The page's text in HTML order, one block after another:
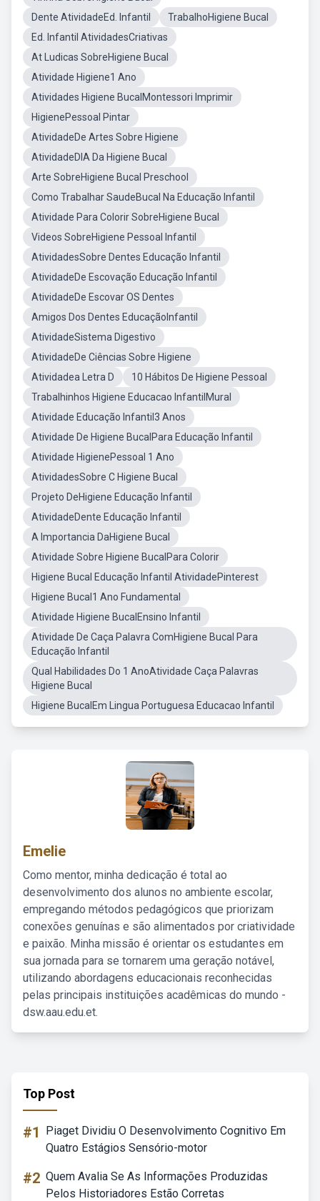
Dente AtividadeEd. Infantil
TrabalhoHigiene Bucal
Ed. Infantil AtividadesCriativas
At Ludicas SobreHigiene Bucal
Atividade Higiene1 Ano
Atividades Higiene BucalMontessori Imprimir
HigienePessoal Pintar
AtividadeDe Artes Sobre Higiene
AtividadeDIA Da Higiene Bucal
Arte SobreHigiene Bucal Preschool
Como Trabalhar SaudeBucal Na Educação Infantil
Atividade Para Colorir SobreHigiene Bucal
Videos SobreHigiene Pessoal Infantil
AtividadesSobre Dentes Educação Infantil
AtividadeDe Escovação Educação Infantil
AtividadeDe Escovar OS Dentes
Amigos Dos Dentes EducaçãoInfantil
AtividadeSistema Digestivo
AtividadeDe Ciências Sobre Higiene
Atividadea Letra D
10 Hábitos De Higiene Pessoal
Trabalhinhos Higiene Educacao InfantilMural
Atividade Educação Infantil3 Anos
Atividade De Higiene BucalPara Educação Infantil
Atividade HigienePessoal 1 Ano
AtividadesSobre C Higiene Bucal
Projeto DeHigiene Educação Infantil
AtividadeDente Educação Infantil
A Importancia DaHigiene Bucal
Atividade Sobre Higiene BucalPara Colorir
Higiene Bucal Educação Infantil AtividadePinterest
Higiene Bucal1 Ano Fundamental
Atividade Higiene BucalEnsino Infantil
Atividade De Caça Palavra ComHigiene Bucal Para
Educação Infantil
Qual Habilidades Do 1 AnoAtividade Caça Palavras
Higiene Bucal
Higiene BucalEm Lingua Portuguesa Educacao Infantil
Emelie
Como mentor, minha dedicação é total ao
desenvolvimento dos alunos no ambiente escolar,
empregando métodos pedagógicos que priorizam
conexões genuínas e são alimentados por criatividade
e paixão. Minha missão é orientar os estudantes em
sua jornada para se tornarem uma geração notável,
utilizando abordagens educacionais reconhecidas
pelas principais instituições acadêmicas do mundo -
dsw.aau.edu.et.
Top Post
#1
Piaget Dividiu O Desenvolvimento Cognitivo Em
Quatro Estágios Sensório-motor
#2 Quem Avalia Se As Informações Produzidas
Pelos Historiadores Estão Corretas